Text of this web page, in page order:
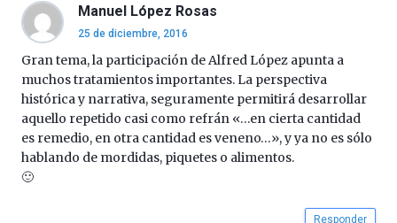
4
de
octubre.
organizada
por
la
Cátedra…
Manuel López Rosas
25 de diciembre, 2016
Gran tema, la participación de Alfred López apunta a
muchos tratamientos importantes. La perspectiva
histórica y narrativa, seguramente permitirá desarrollar
aquello repetido casi como refrán «…en cierta cantidad
es remedio, en otra cantidad es veneno…», y ya no es sólo
hablando de mordidas, piquetes o alimentos.
🙂
Responder